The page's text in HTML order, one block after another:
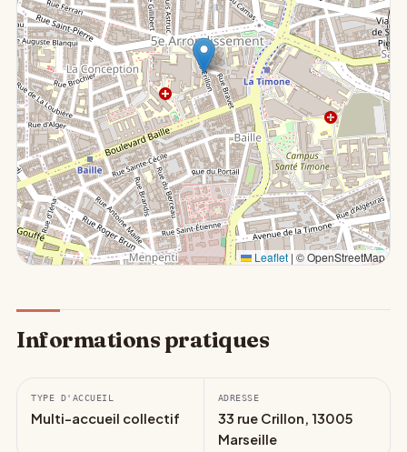
Leaflet | © OpenStreetMap
Informations pratiques
TYPE D'ACCUEIL
Multi-accueil collectif
ADRESSE
33 rue Crillon, 13005
Marseille